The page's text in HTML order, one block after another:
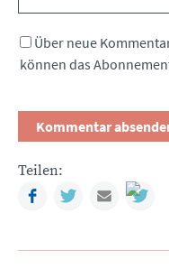
Über neue
können das
Teilen:
FacebookTwitterMail